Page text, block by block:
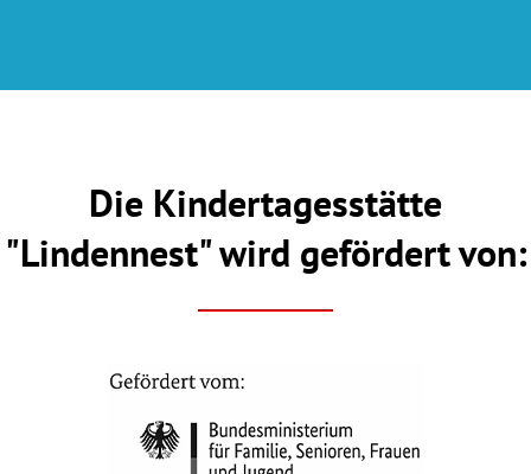
Die Kindertagesstätte
"Lindennest" wird gefördert von: